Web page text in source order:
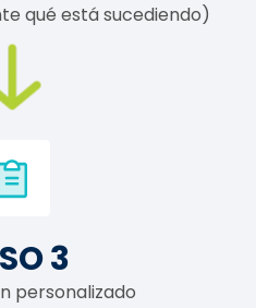
qué está sucediendo)
3
personalizado